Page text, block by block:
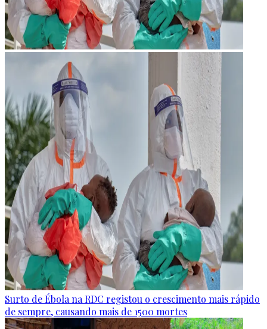
Surto de Ébola na RDC registou o crescimento mais rápido
de sempre, causando mais de 1500 mortes